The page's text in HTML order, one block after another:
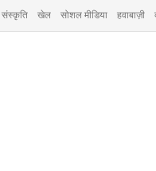
संस्कृति खेल सोशल मीडिया हवाबाज़ी